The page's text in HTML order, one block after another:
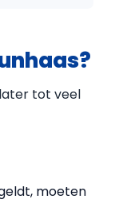
tot veel
moeten